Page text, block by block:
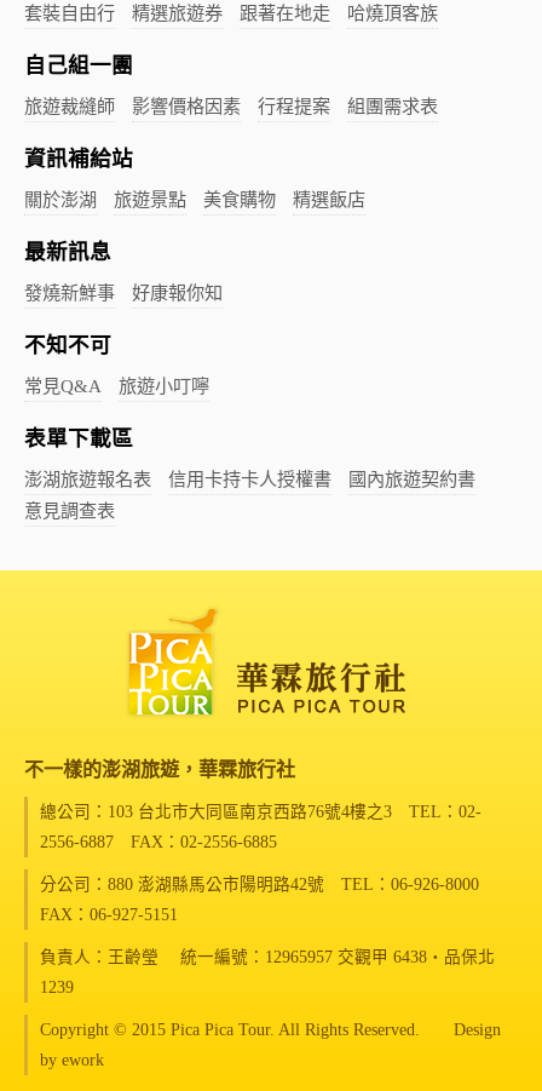
套裝自由行 精選旅遊券 跟著在地走 哈燒頂客族
自己組一團
旅遊裁縫師 影響價格因素 行程提案 組團需求表
資訊補給站
關於澎湖 旅遊景點 美食購物 精選飯店
最新訊息
發燒新鮮事 好康報你知
不知不可
常見Q&A 旅遊小叮嚀
表單下載區
澎湖旅遊報名表 信用卡持卡人授權書
國內旅遊契約書
意見調查表
不一樣的澎湖旅遊，華霖旅行社
總公司：103 台北市大同區南京西路76號4樓之3 TEL：02-
2556-6887 FAX：02-2556-6885
分公司：880 澎湖縣馬公市陽明路42號 TEL：06-926-8000
FAX：06-927-5151
負責人：王齡瑩 統一編號：12965957 交觀甲 6438‧品保北
1239
Copyright © 2015 Pica Pica Tour. All Rights Reserved. Design
by ework